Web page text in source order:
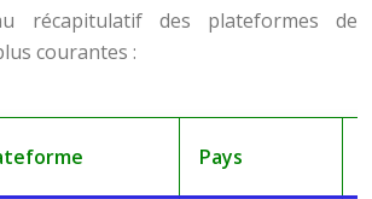
récapitulatif des plateformes de
courantes :
Pays